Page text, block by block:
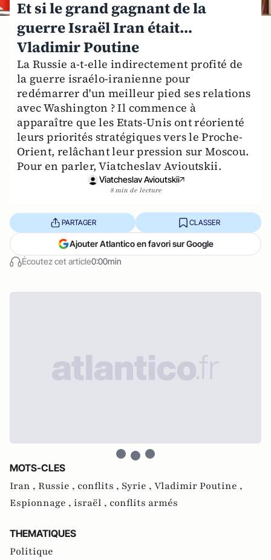
Et si le grand gagnant de la
guerre Israël Iran était…
Vladimir Poutine
La Russie a-t-elle indirectement profité de
la guerre israélo-iranienne pour
redémarrer d'un meilleur pied ses relations
avec Washington ? Il commence à
apparaître que les Etats-Unis ont réorienté
leurs priorités stratégiques vers le Proche-
Orient, relâchant leur pression sur Moscou.
Pour en parler, Viatcheslav Avioutskii.
Viatcheslav Avioutskii
8 min de lecture
Écoutez cet article0:00min
PARTAGER CLASSER
Ajouter Atlantico en favori sur Google
MOTS-CLES
Iran , Russie , conflits , Syrie , Vladimir Poutine ,
Espionnage , israël , conflits armés
THEMATIQUES
Politique